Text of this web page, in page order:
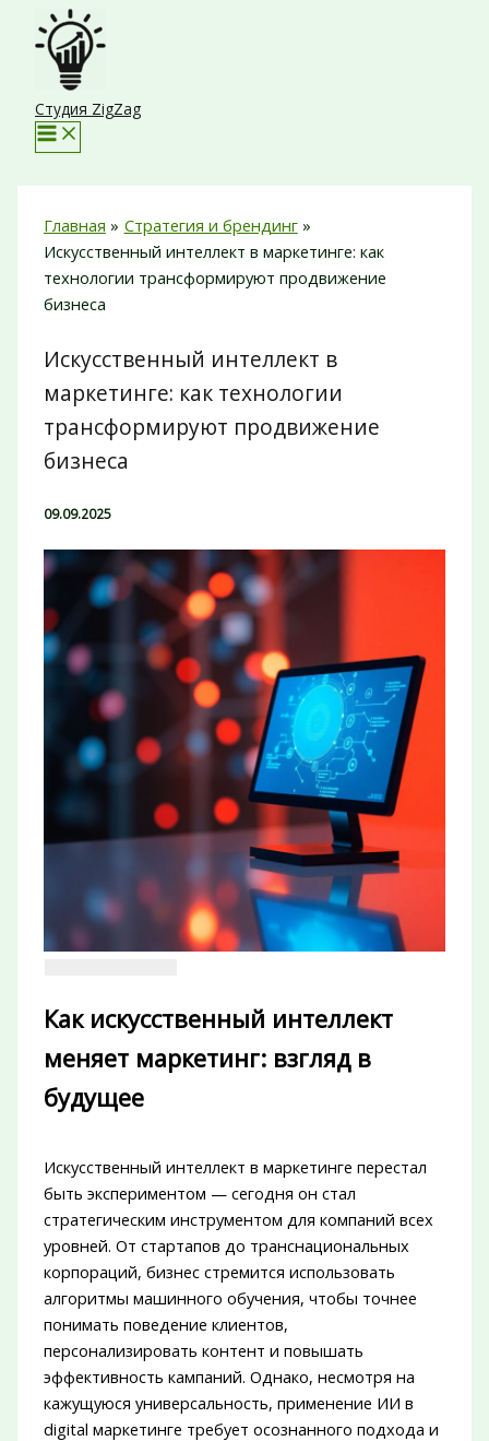
Перейти
содержимому
Студия ZigZag
Главная
Стратегия и брендинг
Искусственный интеллект в маркетинге: как
технологии трансформируют продвижение
бизнеса
Искусственный интеллект в
маркетинге: как технологии
трансформируют продвижение
бизнеса
09.09.2025
Как искусственный интеллект
меняет маркетинг: взгляд в
будущее
Искусственный интеллект в маркетинге перестал
быть экспериментом — сегодня он стал
стратегическим инструментом для компаний всех
уровней. От стартапов до транснациональных
корпораций, бизнес стремится использовать
алгоритмы машинного обучения, чтобы точнее
понимать поведение клиентов,
персонализировать контент и повышать
эффективность кампаний. Однако, несмотря на
кажущуюся универсальность, применение ИИ в
digital маркетинге требует осознанного подхода и